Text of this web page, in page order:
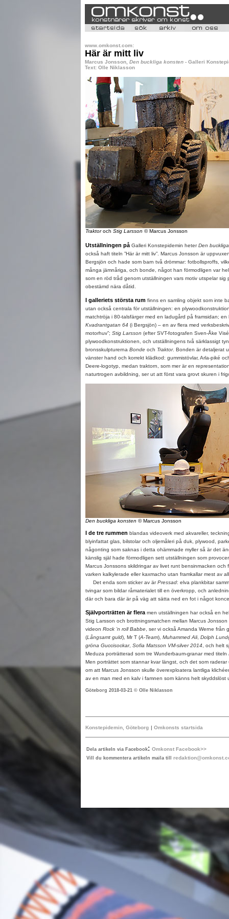
www.omkonst.com:
Här är mitt liv
Marcus Jonsson, Den buckliga konsten - Galleri
Text: Olle Niklasson
Traktoroch Stig Larsson © Marcus Jonsson
Utställningen på Galleri Konstepidemin heterDen
också haft titeln ”Här är mitt liv”. Marcus Jonsson är
Bergsjön och hade som barn två drömmar: fotbollsproffs,
många jämnåriga, och bonde, något han förmodligen var
som en röd tråd genom utställningen vars motiv utspelar sig
obestämd nära dåtid.
I galleriets största rum finns en samling objekt som inte
utan också centrala för utställningen: en
matchtröja i 80-talsfärger med en ladugård på framsidan; en
Kvadrantgatan 64 (i Bergsjön) – en av flera med
motorhuv”; Stig Larsson (efter SVT-fotografen Sven-Åke
plywoodkonstruktionen, och utställningens två särklassigt
bronsskulpturerna Bonde och Traktor. Bonden är detaljerat
vänster hand och korrekt klädkod: gummistövlar, Arla-piké
Deere-logotyp, medan traktorn, som mer är en
naturtrogen avbildning, ser ut att först vara grovt skuren i
Den buckliga konsten © Marcus Jonsson
I de tre rummen blandas videoverk med akvareller,
blyinfattat glas, bilstolar och oljemåleri på duk, plywood,
någonting som saknas i detta ohämmade myller så är det
känslig själ hade förmodligen sett utställningen som
Marcus Jonssons skildringar av livet runt bensinmacken och
varken kalkylerade eller kaxmacho utan framkallar mest av
Det enda som sticker av ärPressad: elva plankbitar
tvingar som bildar råmaterialet till en överkropp, och
där och bara där är på väg att sätta ned en fot i något
Självporträtten är flera men utställningen har också en
Stig Larsson och brottningsmatchen mellan Marcus Jonsson
videon Rock ’n roll Babbe , ser vi också Amanda Werne från
(Långsamt guld), Mr T (A-Team), Muhammed Ali, Dolph
gröna Guccisockar, Sofia Matsson VM-silver 2014 , och helt
Meduza porträtterad som tre Wunderbaum-granar med titeln
Men porträttet som stannar kvar längst, och det som
om att Marcus Jonsson skulle överexploatera lantliga
av en man med en kalv i famnen som känns helt skyddslöst
Göteborg 2018-03-21 © Olle Niklasson
Konstepidemin, Göteborg | Omkonsts startsida
Dela artikeln via Facebook: Omkonst Facebook>>
Vill du kommentera artikeln maila till